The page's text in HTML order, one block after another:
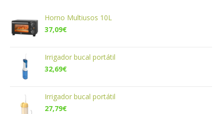
Horno Multiusos 10L
37,09€
Irrigador bucal portátil
32,69€
Irrigador bucal portátil
27,79€